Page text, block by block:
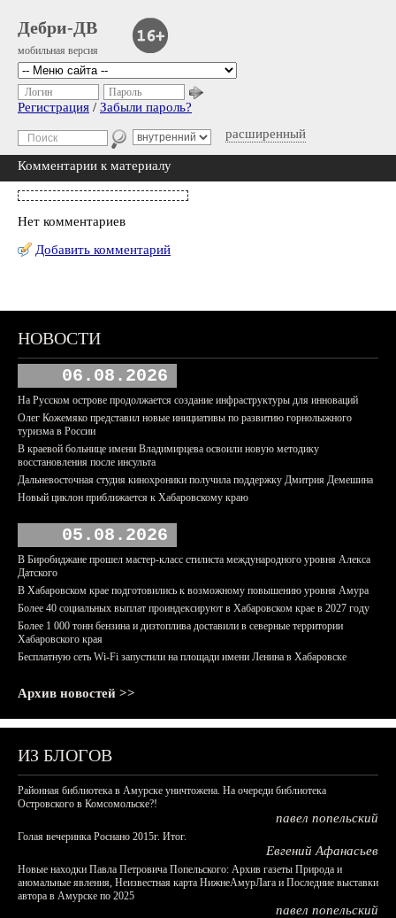
Дебри-ДВ
мобильная версия
расширенный
Логин Пароль
Регистрация / Забыли пароль?
Комментарии к материалу
Нет комментариев
Добавить комментарий
НОВОСТИ
06.08.2026
На Русском острове продолжается создание инфраструктуры для инноваций
Олег Кожемяко представил новые инициативы по развитию горнолыжного
туризма в России
В краевой больнице имени Владимирцева освоили новую методику
восстановления после инсульта
Дальневосточная студия кинохроники получила поддержку Дмитрия Демешина
Новый циклон приближается к Хабаровскому краю
05.08.2026
В Биробиджане прошел мастер-класс стилиста международного уровня Алекса
Датского
В Хабаровском крае подготовились к возможному повышению уровня Амура
Более 40 социальных выплат проиндексируют в Хабаровском крае в 2027 году
Более 1 000 тонн бензина и дизтоплива доставили в северные территории
Хабаровского края
Бесплатную сеть Wi-Fi запустили на площади имени Ленина в Хабаровске
Архив новостей >>
ИЗ БЛОГОВ
Районная библиотека в Амурске уничтожена. На очереди библиотека
Островского в Комсомольске?!
павел попельский
Голая вечеринка Роснано 2015г. Итог.
Евгений Афанасьев
Новые находки Павла Петровича Попельского: Архив газеты Природа и
аномальные явления, Неизвестная карта НижнеАмурЛага и Последние выставки
автора в Амурске по 2025
павел попельский